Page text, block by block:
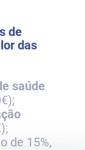
de
das
saúde
de 15%,